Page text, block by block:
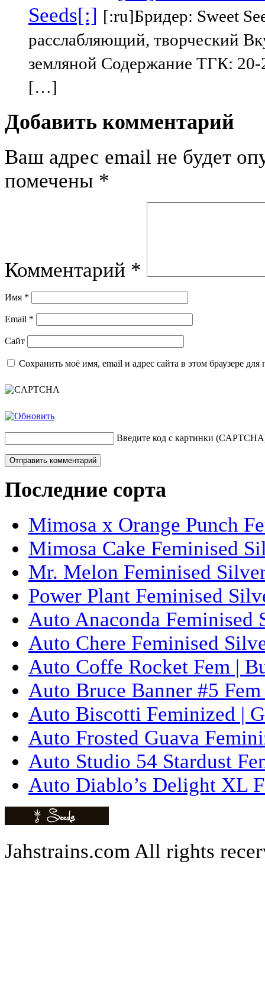
Seeds[:] [:ru]Бридер: Sweet
расслабляющий, творческий
земляной Содержание ТГК:
[…]
Добавить комментарий
Ваш адрес email не будет
помечены *
Комментарий *
Имя *
Email *
Сайт
Сохранить моё имя, email и адрес сайта в этом браузере
Введите код с картинки
Последние сорта
Mimosa x Orange Punch
Mimosa Cake Feminised
Mr. Melon Feminised
Power Plant Feminised
Auto Anaconda Feminised
Auto Chere Feminised
Auto Coffe Rocket Fem |
Auto Bruce Banner #5
Auto Biscotti Feminized |
Auto Frosted Guava
Auto Studio 54 Stardust
Auto Diablo’s Delight XL
Jahstrains.comAll rights